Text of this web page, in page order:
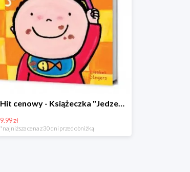
Hit cenowy - Książeczka "Jedzenie"
9.99 zł
*najniższa cena z 30 dni przed obniżką